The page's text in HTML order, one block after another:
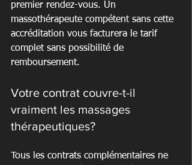
premier rendez-vous. Un
massothérapeute compétent sans cette
accréditation vous facturera le tarif
complet sans possibilité de
remboursement.
Votre contrat couvre-t-il
vraiment les massages
thérapeutiques?
Tous les contrats complémentaires ne